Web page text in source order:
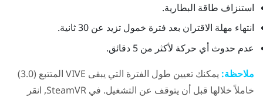
استنزاف طاقة البطارية.
انتهاء مهلة الاقتران بعد فترة خمول تزيد عن 30 ثانية.
عدم حدوث أي حركة لأكثر من 5 دقائق.
ملاحظة: يمكنك تعيين طول الفترة التي يبقى VIVE المتتبع (3.0)‎
خاملاً خلالها قبل أن يتوقف عن التشغيل. في SteamVR, انقر